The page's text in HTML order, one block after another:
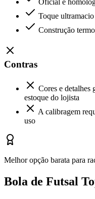
Oficial e
Toque
Construção
Contras
Cores e detalhes
estoque do lojista
A calibragem
uso
Melhor opção barata para
Bola de Futsal